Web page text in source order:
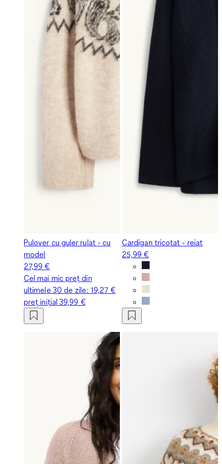
Pulover cu guler rulat - cu
model
27,99 €
Cel mai mic preț din
ultimele 30 de zile: 19,27 €
preț inițial39,99 €
Cardigan tricotat - reiat
25,99 €